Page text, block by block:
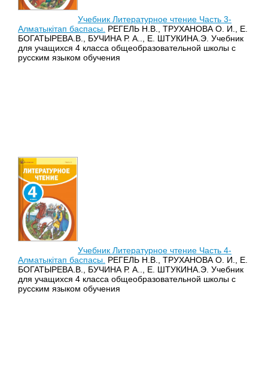
Учебник Литературное чтение Часть 3-
Алматыкітап баспасы. РЕГЕЛЬ Н.В., ТРУХАНОВА О. И., Е.
БОГАТЫРЕВА.В., БУЧИНА Р. А.., Е. ШТУКИНА.Э. Учебник
для учащихся 4 класса общеобразовательной школы с
русским языком обучения
Учебник Литературное чтение Часть 4-
Алматыкітап баспасы. РЕГЕЛЬ Н.В., ТРУХАНОВА О. И., Е.
БОГАТЫРЕВА.В., БУЧИНА Р. А.., Е. ШТУКИНА.Э. Учебник
для учащихся 4 класса общеобразовательной школы с
русским языком обучения